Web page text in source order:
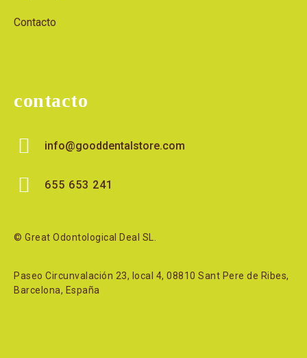
Contacto
contacto
info@gooddentalstore.com
655 653 241
© Great Odontological Deal SL.
Paseo Circunvalación 23, local 4, 08810 Sant Pere de Ribes,
Barcelona, España